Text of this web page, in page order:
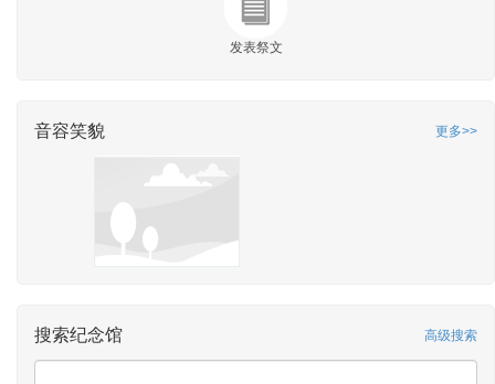
发表祭文
音容笑貌 更多>>
搜索纪念馆 高级搜索